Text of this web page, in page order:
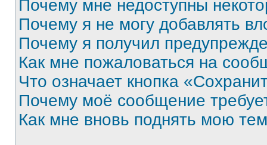
Почему мне недоступны
Почему я не могу добавлять
Почему я получил
Как мне пожаловаться на
Что означает кнопка
Почему моё сообщение
Как мне вновь поднять мою